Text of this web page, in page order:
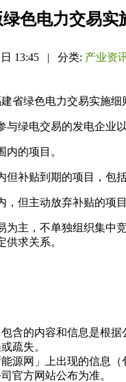
色电力交易实
13:45 | 分类: 产业资
省绿色电力交易实施细
绿电交易的发电企业
内的项目。
但补贴到期的项目，包
，但主动放弃补贴的项
为主，不单独组织集中
求关系。
包含的内容和信息是根
疏失。
能源网」上出现的信息
官方网站公布为准。